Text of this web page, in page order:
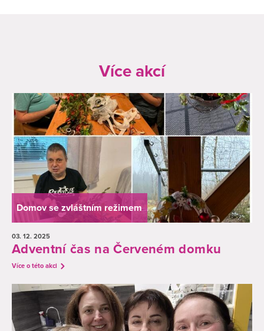
Více akcí
Domov se zvláštním režimem
03. 12. 2025
Adventní čas na Červeném domku
Více o této akci